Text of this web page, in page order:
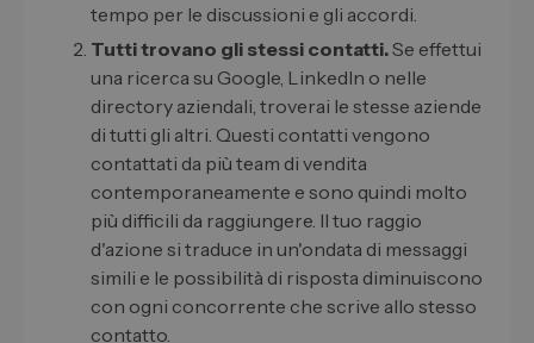
tempo per le discussioni e gli accordi.
Tutti trovano gli stessi contatti.Se effettui
una ricerca su Google, LinkedIn o nelle
directory aziendali, troverai le stesse aziende
di tutti gli altri. Questi contatti vengono
contattati da più team di vendita
contemporaneamente e sono quindi molto
più difficili da raggiungere. Il tuo raggio
d'azione si traduce in un'ondata di messaggi
simili e le possibilità di risposta diminuiscono
con ogni concorrente che scrive allo stesso
contatto.